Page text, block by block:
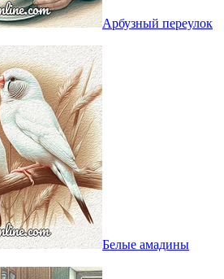
Арбузный переулок
Белые амадины